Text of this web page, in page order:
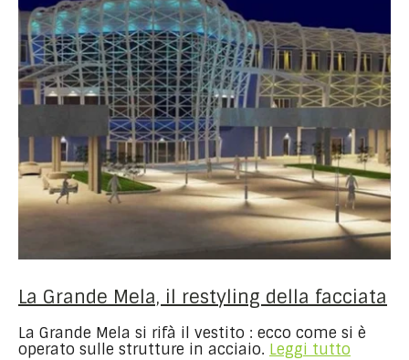
La Grande Mela, il restyling della facciata
La Grande Mela si rifà il vestito : ecco come si è
operato sulle strutture in acciaio. Leggi tutto